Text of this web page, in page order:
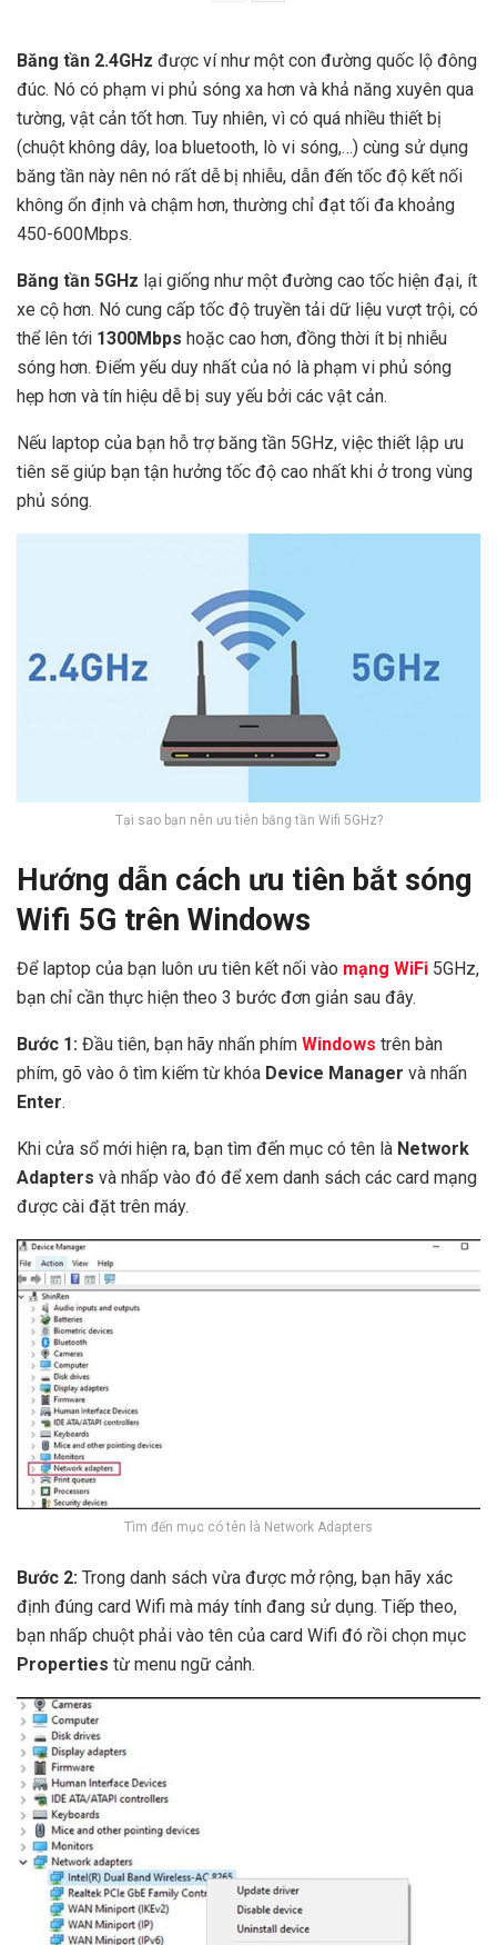
Băng tần 2.4GHz được ví như một con đường quốc lộ đông
đúc. Nó có phạm vi phủ sóng xa hơn và khả năng xuyên qua
tường, vật cản tốt hơn. Tuy nhiên, vì có quá nhiều thiết bị
(chuột không dây, loa bluetooth, lò vi sóng,…) cùng sử dụng
băng tần này nên nó rất dễ bị nhiễu, dẫn đến tốc độ kết nối
không ổn định và chậm hơn, thường chỉ đạt tối đa khoảng
450-600Mbps.
Băng tần 5GHz lại giống như một đường cao tốc hiện đại, ít
xe cộ hơn. Nó cung cấp tốc độ truyền tải dữ liệu vượt trội, có
thể lên tới 1300Mbps hoặc cao hơn, đồng thời ít bị nhiễu
sóng hơn. Điểm yếu duy nhất của nó là phạm vi phủ sóng
hẹp hơn và tín hiệu dễ bị suy yếu bởi các vật cản.
Nếu laptop của bạn hỗ trợ băng tần 5GHz, việc thiết lập ưu
tiên sẽ giúp bạn tận hưởng tốc độ cao nhất khi ở trong vùng
phủ sóng.
Tại sao bạn nên ưu tiên băng tần Wifi 5GHz?
Hướng dẫn cách ưu tiên bắt sóng
Wifi 5G trên Windows
Để laptop của bạn luôn ưu tiên kết nối vào mạng WiFi 5GHz,
bạn chỉ cần thực hiện theo 3 bước đơn giản sau đây.
Bước 1: Đầu tiên, bạn hãy nhấn phím Windows trên bàn
phím, gõ vào ô tìm kiếm từ khóa Device Manager và nhấn
Enter.
Khi cửa sổ mới hiện ra, bạn tìm đến mục có tên là Network
Adapters và nhấp vào đó để xem danh sách các card mạng
được cài đặt trên máy.
Tìm đến mục có tên là Network Adapters
Bước 2: Trong danh sách vừa được mở rộng, bạn hãy xác
định đúng card Wifi mà máy tính đang sử dụng. Tiếp theo,
bạn nhấp chuột phải vào tên của card Wifi đó rồi chọn mục
Properties từ menu ngữ cảnh.